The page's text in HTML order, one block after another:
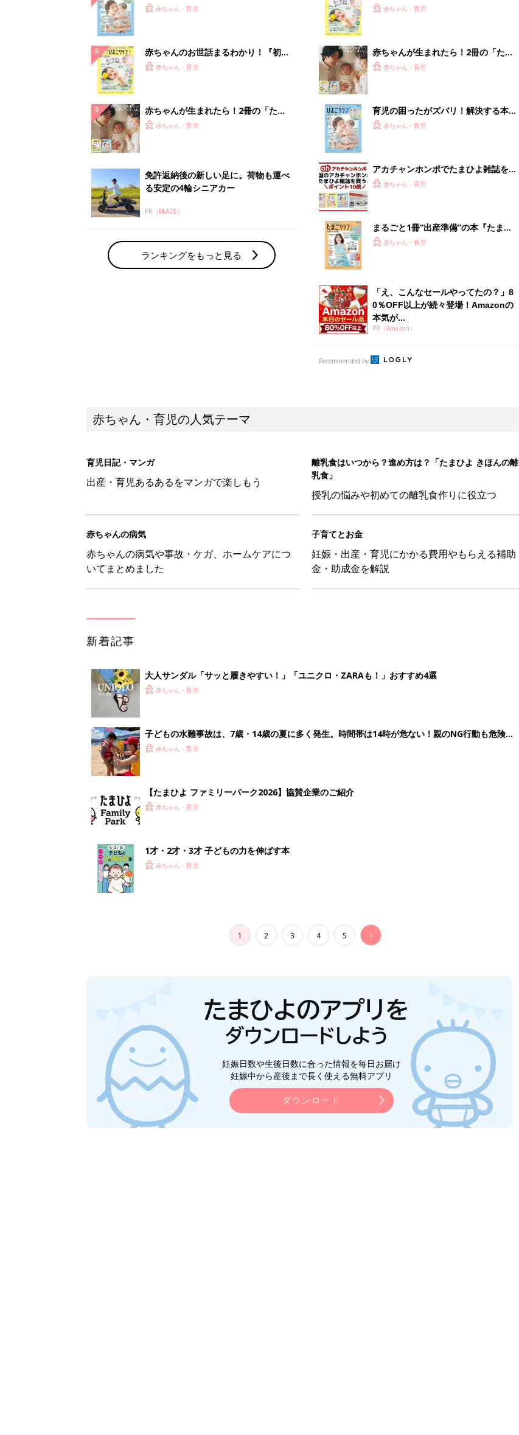
『ひよこクラブ 夏号』 4カ月～2才
赤ちゃん・育児
赤ちゃんのお世話まるわかり！『初め
てのひよこクラブ 夏号』〈巻頭大特
赤ちゃん・育児
赤ちゃんが生まれたら！2冊の「たま
ひよ」
赤ちゃん・育児
免許返納後の新しい足に。荷物も運べ
る安定の4輪シニアカー
PR（BLAZE）
ランキングをもっと見る
てのひよこクラブ 夏号』〈巻頭大特
赤ちゃん・育児
赤ちゃんが生まれたら！2冊の「たま
ひよ」
赤ちゃん・育児
育児の困ったがズバリ！解決する本
『ひよこクラブ 秋号』 4カ月～2才
赤ちゃん・育児
アカチャンホンポでたまひよ雑誌を買
うとポイント10倍【期間限定】
赤ちゃん・育児
まるごと1冊“出産準備”の本『たまご
クラブ 夏号』〈スペシャル大特集〉
赤ちゃん・育児
「え、こんなセールやってたの？」8
0％OFF以上が続々登場！Amazonの
本気が...
PR（Amazon）
Recommended by
赤ちゃん・育児の人気テーマ
育児日記・マンガ
出産・育児あるあるをマンガで楽しもう
離乳食はいつから？進め方は？「たまひよ きほんの離
乳食」
授乳の悩みや初めての離乳食作りに役立つ
赤ちゃんの病気
赤ちゃんの病気や事故・ケガ、ホームケアにつ
いてまとめました
子育てとお金
妊娠・出産・育児にかかる費用やもらえる補助
金・助成金を解説
新着記事
大人サンダル「サッと履きやすい！」「ユニクロ・ZARAも！」おすすめ4選
赤ちゃん・育児
子どもの水難事故は、7歳・14歳の夏に多く発生。時間帯は14時が危ない！親のNG行動も危険を
まねく【専門家】
赤ちゃん・育児
【たまひよ ファミリーパーク2026】協賛企業のご紹介
赤ちゃん・育児
1才・2才・3才 子どもの力を伸ばす本
赤ちゃん・育児
1 2 3 4 5 >
妊娠日数や生後日数に合った情報を毎日お届け
妊娠中から産後まで長く使える無料アプリ
ダウンロード